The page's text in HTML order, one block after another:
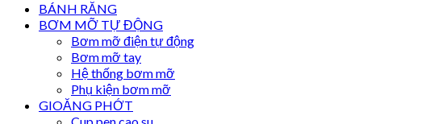
BÁNH RĂNG
BƠM MỠ TỰ ĐỘNG
Bơm mỡ điện tự động
Bơm mỡ tay
Hệ thống bơm mỡ
Phụ kiện bơm mỡ
GIOĂNG PHỚT